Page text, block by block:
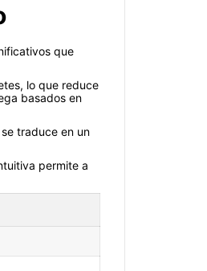
que
lo que reduce
basados en
traduce en un
permite a